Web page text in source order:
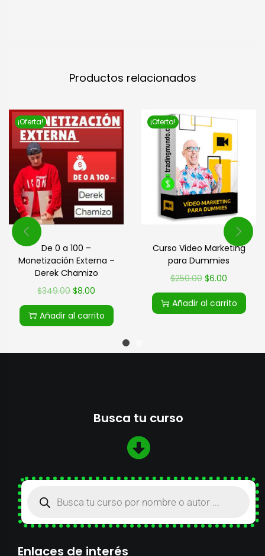
Productos relacionados
¡Oferta!
De 0 a 100 –
Monetización Externa –
Derek Chamizo
$349.00 $8.00
Añadir al carrito
¡Oferta!
Curso Video Marketing
para Dummies
$250.00 $6.00
Añadir al carrito
Busca tu curso
Enlaces de interés